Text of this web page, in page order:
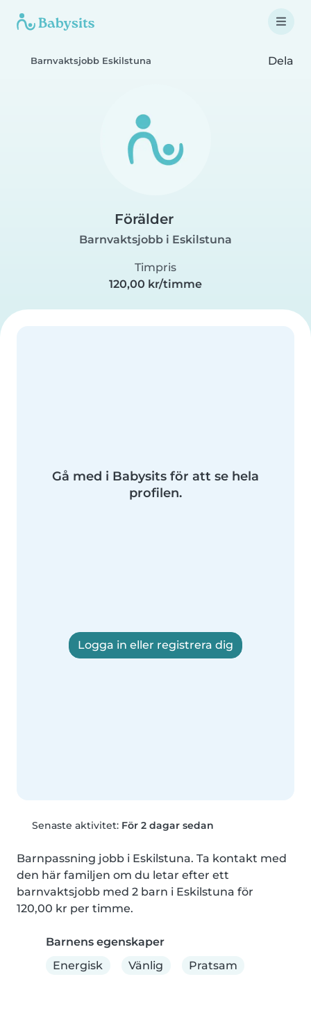
Barnvaktsjobb Eskilstuna Dela
Förälder
Barnvaktsjobb i Eskilstuna
Timpris
120,00 kr/timme
Gå med i Babysits för att se hela
profilen.
Logga in eller registrera dig
Senaste aktivitet: För 2 dagar sedan
Barnpassning jobb i Eskilstuna. Ta kontakt med
den här familjen om du letar efter ett
barnvaktsjobb med 2 barn i Eskilstuna för
120,00 kr per timme.
Barnens egenskaper
Energisk
Vänlig Pratsam